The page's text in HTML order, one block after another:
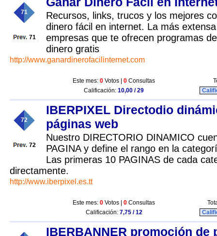
71
71
Recursos, links, trucos y los mejores
dinero fácil en internet. La más
empresas que te ofrecen programas
dinero gratis
http://www.ganardinerofacilinternet.com
Este mes: 0 Votos | 0 Consultas
Calificación: 10,00 / 29
72
72
IBERPIXEL Directodio
páginas web
Nuestro DIRECTORIO DINAMICO
PAGINA y define el rango en la
Las primeras 10 PAGINAS de cada
directamente.
http://www.iberpixel.es.tt
Este mes: 0 Votos | 0 Consultas
Calificación: 7,75 / 12
IBERBANNER promoción de